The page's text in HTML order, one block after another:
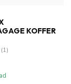
KOFFER
(1)